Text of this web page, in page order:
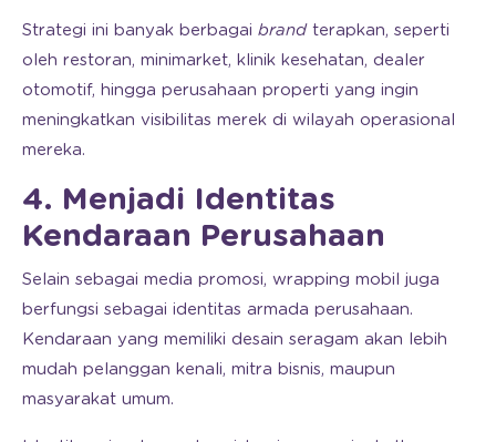
Strategi ini banyak berbagai brand terapkan, seperti
oleh restoran, minimarket, klinik kesehatan, dealer
otomotif, hingga perusahaan properti yang ingin
meningkatkan visibilitas merek di wilayah operasional
mereka.
4. Menjadi Identitas
Kendaraan Perusahaan
Selain sebagai media promosi, wrapping mobil juga
berfungsi sebagai identitas armada perusahaan.
Kendaraan yang memiliki desain seragam akan lebih
mudah pelanggan kenali, mitra bisnis, maupun
masyarakat umum.